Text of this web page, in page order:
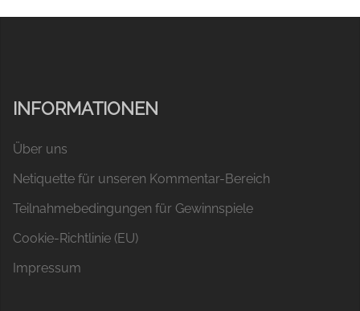
INFORMATIONEN
Über uns
Netiquette für unseren Kommentar-Bereich
Teilnahmebedingungen für Gewinnspiele
Cookie-Richtlinie (EU)
Impressum